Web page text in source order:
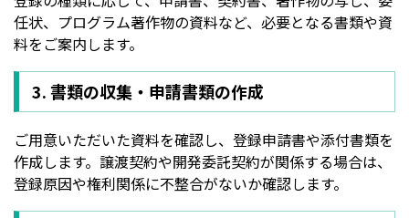
任状、プログラム著作物の資料など、必要となる書類や資
料をご案内します。
3. 書類の収集・申請書類の作成
ご用意いただいた資料を確認し、登録申請書や添付書類を
作成します。譲渡契約や開発委託契約が関係する場合は、
登録原因や権利関係に不整合がないか確認します。